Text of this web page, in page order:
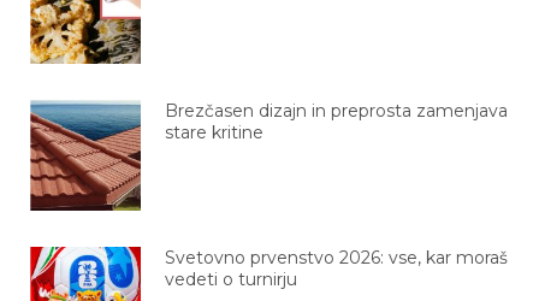
Brezčasen dizajn in preprosta zamenjava
stare kritine
Svetovno prvenstvo 2026: vse, kar moraš
vedeti o turnirju